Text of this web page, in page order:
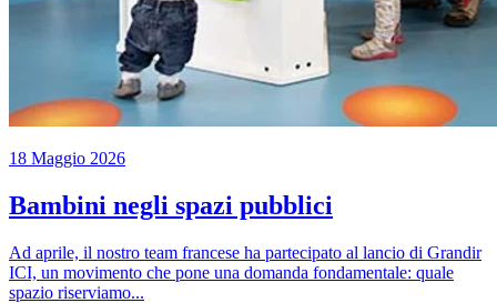
18 Maggio 2026
Bambini negli spazi pubblici
Ad aprile, il nostro team francese ha partecipato al lancio di Grandir
ICI, un movimento che pone una domanda fondamentale: quale
spazio riserviamo...